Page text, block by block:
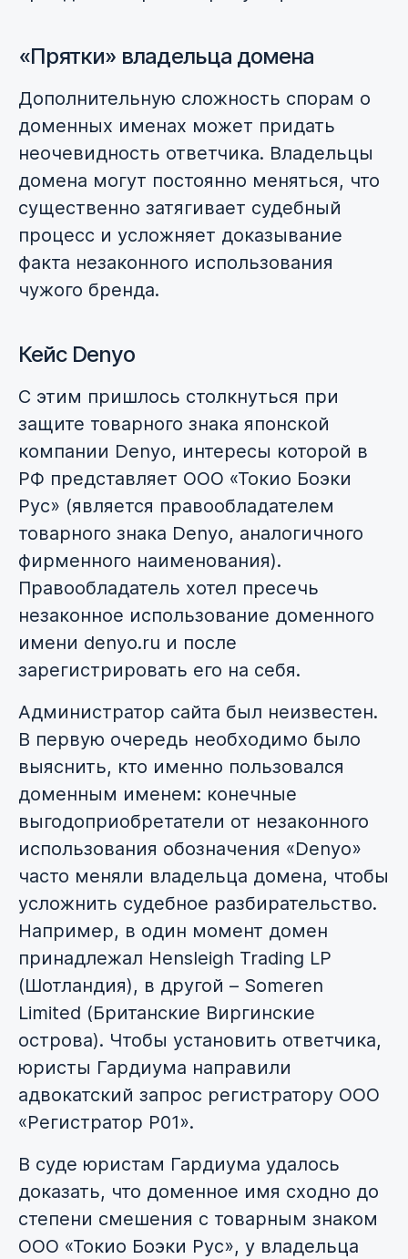
«Прятки» владельца домена
Дополнительную сложность спорам о
доменных именах может придать
неочевидность ответчика. Владельцы
домена могут постоянно меняться, что
существенно затягивает судебный
процесс и усложняет доказывание
факта незаконного использования
чужого бренда.
Кейс Denyo
С этим пришлось столкнуться при
защите товарного знака японской
компании Denyo, интересы которой в
РФ представляет ООО «Токио Боэки
Рус» (является правообладателем
товарного знака Denyo, аналогичного
фирменного наименования).
Правообладатель хотел пресечь
незаконное использование доменного
имени denyo.ru и после
зарегистрировать его на себя.
Администратор сайта был неизвестен.
В первую очередь необходимо было
выяснить, кто именно пользовался
доменным именем: конечные
выгодоприобретатели от незаконного
использования обозначения «Denyo»
часто меняли владельца домена, чтобы
усложнить судебное разбирательство.
Например, в один момент домен
принадлежал Hensleigh Trading LP
(Шотландия), в другой – Someren
Limited (Британские Виргинские
острова). Чтобы установить ответчика,
юристы Гардиума направили
адвокатский запрос регистратору ООО
«Регистратор Р01».
В суде юристам Гардиума удалось
доказать, что доменное имя сходно до
степени смешения с товарным знаком
ООО «Токио Боэки Рус», у владельца